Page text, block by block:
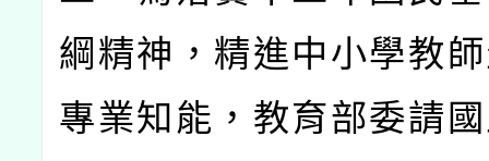
綱精神，精進中小學教
專業知能，教育部委請